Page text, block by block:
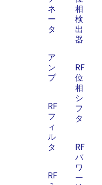
ネ
ー
タ
ア
ン
プ
RF
フ
ィ
ル
タ
RF
相
検
出
器
RF
位
相
シ
フ
タ
RF
パ
ワ
ー